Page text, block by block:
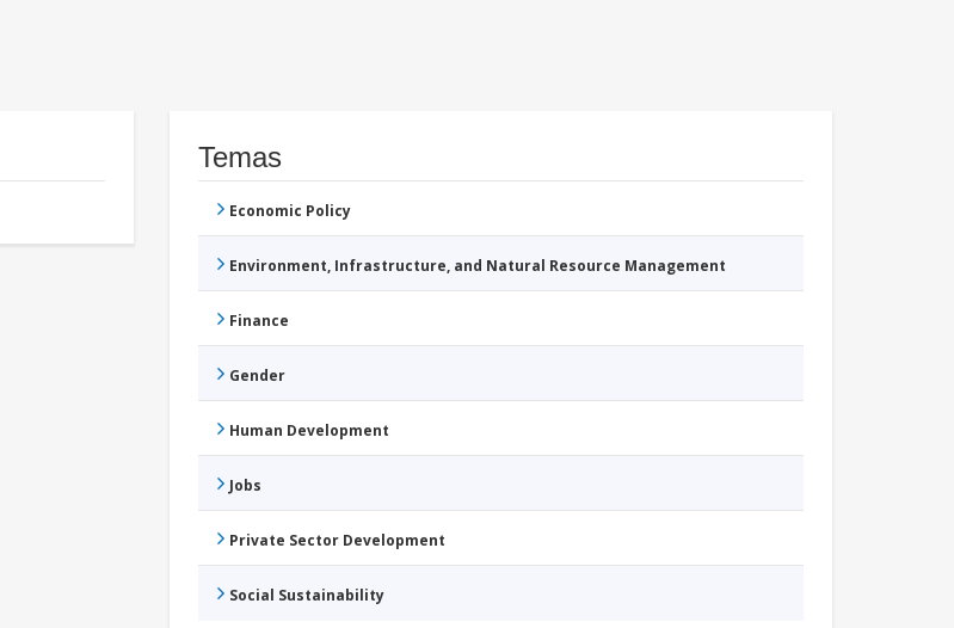
Temas
Economic Policy
Environment, Infrastructure, and Natural Resource Management
Finance
Gender
Human Development
Jobs
Private Sector Development
Social Sustainability